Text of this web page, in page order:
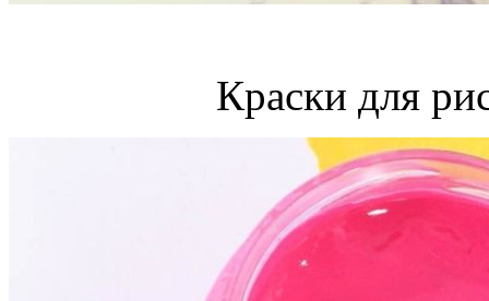
Краски для